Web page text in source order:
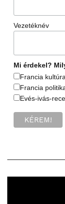
Vezetéknév
Mi érdekel?
Francia
Francia
Evés-ivás-